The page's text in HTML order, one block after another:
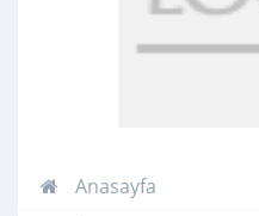
Anasayfa